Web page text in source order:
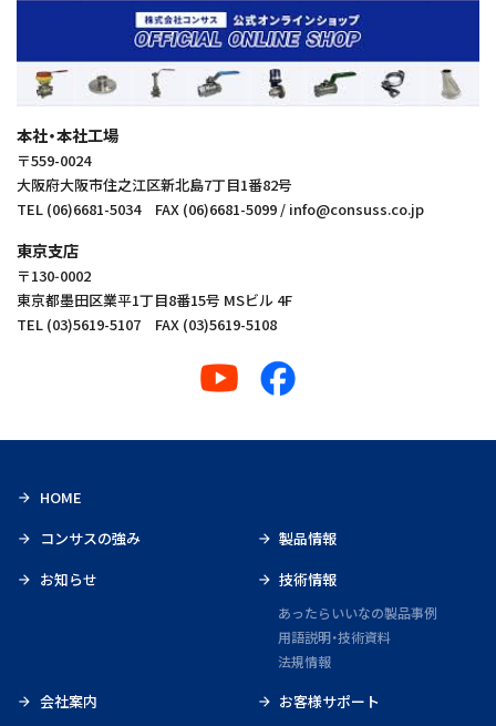
本社・本社工場
〒559-0024
大阪府大阪市住之江区新北島7丁目1番82号
TEL (06)6681-5034 FAX (06)6681-5099 / info@consuss.co.jp
東京支店
〒130‑0002
東京都墨田区業平1丁目8番15号 MSビル 4F
TEL (03)5619-5107 FAX (03)5619-5108
HOME
コンサスの強み
お知らせ
製品情報
技術情報
あったらいいなの製品事例
用語説明・技術資料
法規情報
会社案内 お客様サポート